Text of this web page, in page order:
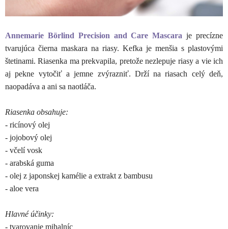
Annemarie Börlind Precision and Care Mascara je precízne
tvarujúca čierna maskara na riasy. Kefka je menšia s plastovými
štetinami. Riasenka ma prekvapila, pretože nezlepuje riasy a vie ich
aj pekne vytočiť a jemne zvýrazniť. Drží na riasach celý deň,
naopadáva a ani sa naotláča.
Riasenka obsahuje:
- ricínový olej
- jojobový olej
- včelí vosk
- arabská guma
- olej z japonskej kamélie a extrakt z bambusu
- aloe vera
Hlavné účinky:
- tvarovanie mihalníc